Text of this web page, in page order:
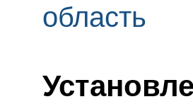
область